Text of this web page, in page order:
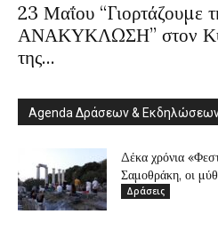
23 Μαΐου “Γιορτάζουμε
ΑΝΑΚΥΚΛΩΣΗ” στον
της...
Agenda Δράσεων &
Δέκα χρόνια
Σαμοθράκη, οι
Δράσεις